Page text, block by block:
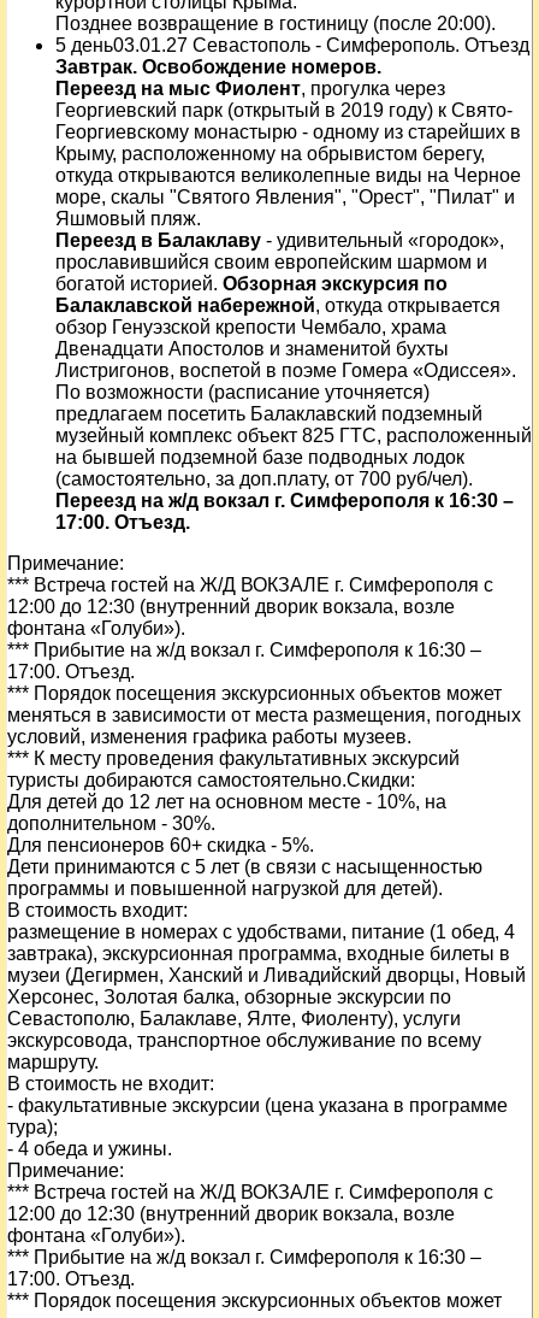
Позднее возвращение в гостиницу (после 20:00).
5 день03.01.27 Севастополь - Симферополь. Отъезд
Завтрак. Освобождение номеров.
Переезд на мыс Фиолент, прогулка через
Георгиевский парк (открытый в 2019 году) к Свято-
Георгиевскому монастырю - одному из старейших в
Крыму, расположенному на обрывистом берегу,
откуда открываются великолепные виды на Черное
море, скалы "Святого Явления", "Орест", "Пилат" и
Яшмовый пляж.
Переезд в Балаклаву - удивительный «городок»,
прославившийся своим европейским шармом и
богатой историей. Обзорная экскурсия по
Балаклавской набережной, откуда открывается
обзор Генуэзской крепости Чембало, храма
Двенадцати Апостолов и знаменитой бухты
Листригонов, воспетой в поэме Гомера «Одиссея».
По возможности (расписание уточняется)
предлагаем посетить Балаклавский подземный
музейный комплекс объект 825 ГТС, расположенный
на бывшей подземной базе подводных лодок
(самостоятельно, за доп.плату, от 700 руб/чел).
Переезд на ж/д вокзал г. Симферополя к 16:30 –
17:00. Отъезд.
Примечание:
*** Встреча гостей на Ж/Д ВОКЗАЛЕ г. Симферополя с
12:00 до 12:30 (внутренний дворик вокзала, возле
фонтана «Голуби»).
*** Прибытие на ж/д вокзал г. Симферополя к 16:30 –
17:00. Отъезд.
*** Порядок посещения экскурсионных объектов может
меняться в зависимости от места размещения, погодных
условий, изменения графика работы музеев.
*** К месту проведения факультативных экскурсий
туристы добираются самостоятельно.Скидки:
Для детей до 12 лет на основном месте - 10%, на
дополнительном - 30%.
Для пенсионеров 60+ скидка - 5%.
Дети принимаются с 5 лет (в связи с насыщенностью
программы и повышенной нагрузкой для детей).
В стоимость входит:
размещение в номерах с удобствами, питание (1 обед, 4
завтрака), экскурсионная программа, входные билеты в
музеи (Дегирмен, Ханский и Ливадийский дворцы, Новый
Херсонес, Золотая балка, обзорные экскурсии по
Севастополю, Балаклаве, Ялте, Фиоленту), услуги
экскурсовода, транспортное обслуживание по всему
маршруту.
В стоимость не входит:
- факультативные экскурсии (цена указана в программе
тура);
- 4 обеда и ужины.
Примечание:
*** Встреча гостей на Ж/Д ВОКЗАЛЕ г. Симферополя с
12:00 до 12:30 (внутренний дворик вокзала, возле
фонтана «Голуби»).
*** Прибытие на ж/д вокзал г. Симферополя к 16:30 –
17:00. Отъезд.
*** Порядок посещения экскурсионных объектов может